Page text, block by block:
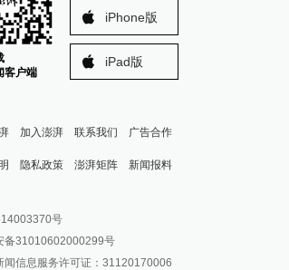
客户端
iPhone版
iPad版
加入澎湃 联系我们 广告合作
隐私政策 澎湃矩阵
澎湃新闻公众号
澎湃新闻抖音号
新闻报料
箱: news@thepaper.cn
号
备31010602000299号
闻信息服务许可证：31120170006